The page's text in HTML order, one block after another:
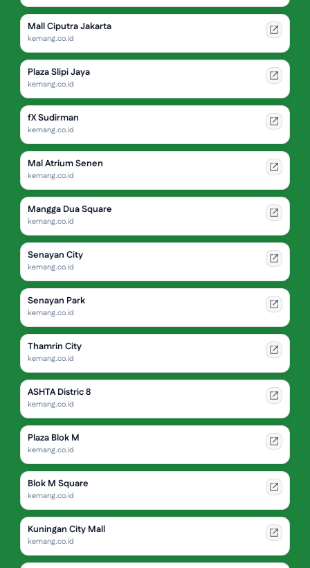
Mall Ciputra Jakarta
kemang.co.id
Plaza Slipi Jaya
kemang.co.id
fX Sudirman
kemang.co.id
Mal Atrium Senen
kemang.co.id
Mangga Dua Square
kemang.co.id
Senayan City
kemang.co.id
Senayan Park
kemang.co.id
Thamrin City
kemang.co.id
ASHTA Distric 8
kemang.co.id
Plaza Blok M
kemang.co.id
Blok M Square
kemang.co.id
Kuningan City Mall
kemang.co.id